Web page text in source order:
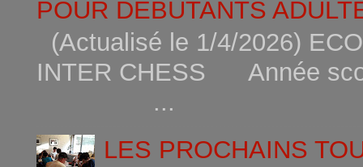
POUR DEBUTANTS
(Actualisé le 1/4/2026)
INTER CHESS Année
...
LES PROCHAINS